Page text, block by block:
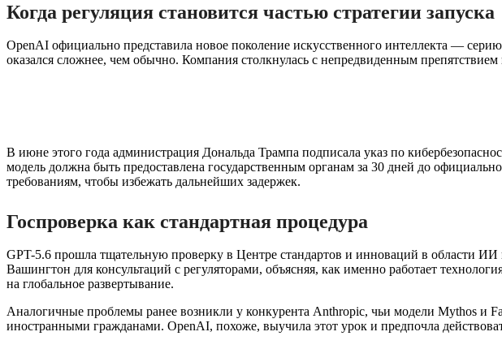
Когда регуляция становится частью стратегии запуска
OpenAI официально представила новое поколение искусственного интеллекта —
оказался сложнее, чем обычно. Компания столкнулась с непредвиденным
В июне этого года администрация Дональда Трампа подписала указ по
модель должна быть предоставлена государственным органам за 30 дней до
требованиям, чтобы избежать дальнейших задержек.
Госпроверка как стандартная процедура
GPT-5.6 прошла тщательную проверку в Центре стандартов и инноваций в области
Вашингтон для консультаций с регуляторами, объясняя, как именно работает
на глобальное развертывание.
Аналогичные проблемы ранее возникли у конкурента Anthropic, чьи модели Mythos и
иностранными гражданами. OpenAI, похоже, выучила этот урок и предпочла